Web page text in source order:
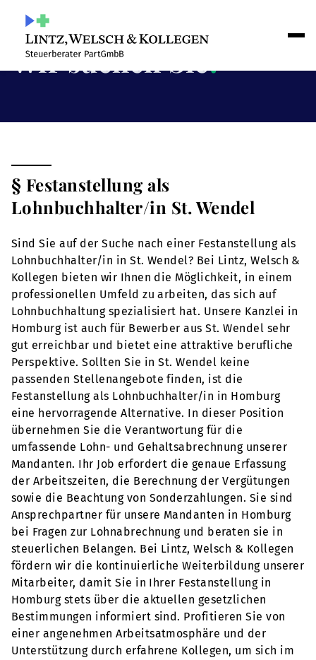
Wir suchen Sie!
§ Festanstellung als
Lohnbuchhalter/in St. Wendel
Sind Sie auf der Suche nach einer Festanstellung als
Lohnbuchhalter/in in St. Wendel? Bei Lintz, Welsch &
Kollegen bieten wir Ihnen die Möglichkeit, in einem
professionellen Umfeld zu arbeiten, das sich auf
Lohnbuchhaltung spezialisiert hat. Unsere Kanzlei in
Homburg ist auch für Bewerber aus St. Wendel sehr
gut erreichbar und bietet eine attraktive berufliche
Perspektive. Sollten Sie in St. Wendel keine
passenden Stellenangebote finden, ist die
Festanstellung als Lohnbuchhalter/in in Homburg
eine hervorragende Alternative. In dieser Position
übernehmen Sie die Verantwortung für die
umfassende Lohn- und Gehaltsabrechnung unserer
Mandanten. Ihr Job erfordert die genaue Erfassung
der Arbeitszeiten, die Berechnung der Vergütungen
sowie die Beachtung von Sonderzahlungen. Sie sind
Ansprechpartner für unsere Mandanten in Homburg
bei Fragen zur Lohnabrechnung und beraten sie in
steuerlichen Belangen. Bei Lintz, Welsch & Kollegen
fördern wir die kontinuierliche Weiterbildung unserer
Mitarbeiter, damit Sie in Ihrer Festanstellung in
Homburg stets über die aktuellen gesetzlichen
Bestimmungen informiert sind. Profitieren Sie von
einer angenehmen Arbeitsatmosphäre und der
Unterstützung durch erfahrene Kollegen, um sich im